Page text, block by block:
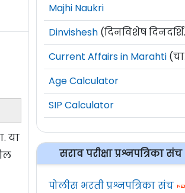
या
Majhi Naukri
Dinvishesh (दिनविशेष दिनदर्शिका)
Current Affairs in Marahti (चालू घडामोडी)
Age Calculator
SIP Calculator
सराव परीक्षा प्रश्नपत्रिका संच
पोलीस भरती प्रश्नपत्रिका संच